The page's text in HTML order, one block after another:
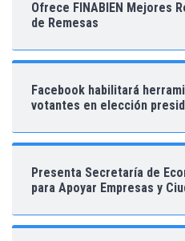
Ofrece FINABIEN Mejores
de Remesas
Facebook habilitará
votantes en elección
Presenta Secretaría de
para Apoyar Empresas y